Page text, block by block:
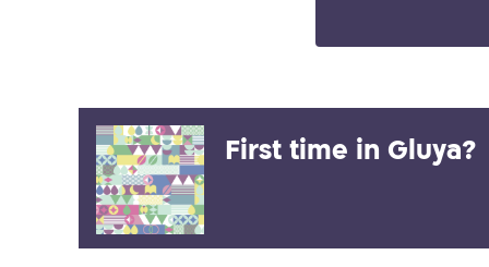
First time in Gluya?